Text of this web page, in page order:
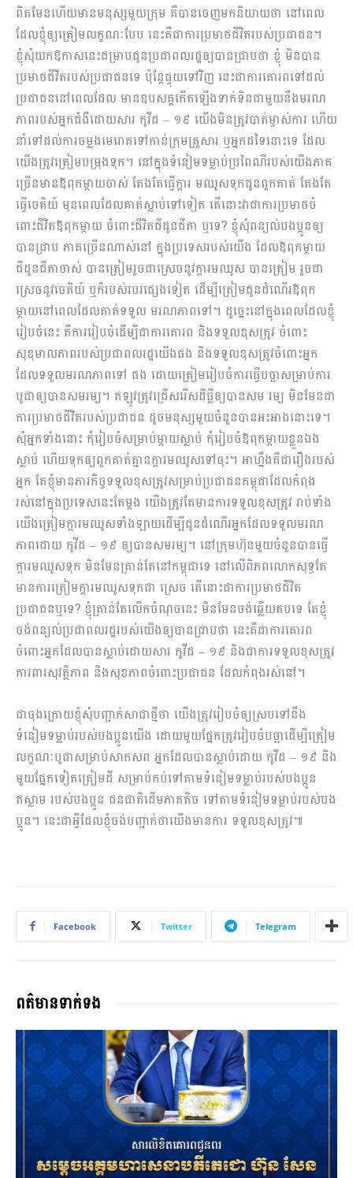
ពិតមែនហើយមានមនុស្សមួយក្រុម គឺបានចេញមកនិយាយថា នៅពេល
ដែលខ្ញុំឲ្យត្រៀមលក្ខណៈបែប នេះគឺជាការប្រមាថជីវិតរបស់ប្រជាជន។
ខ្ញុំសុំយកឱកាសនេះជម្រាបជូនប្រជាពលរដ្ឋឲ្យបានជ្រាបថា ខ្ញុំ មិនបាន
ប្រមាថជីវិតរបស់ប្រជាជនទេ ប៉ុន្តែផ្ទុយទៅវិញ នេះជាការគោរពទៅដល់
ប្រជាជននៅពេលដែល មានឧបសគ្គកើតឡើងទាក់ទិនជាមួយនឹងមរណ
ភាពរបស់អ្នកជំងឺដោយសារ កូវីដ – ១៩ យើងមិនត្រូវបាត់ម្ចាស់ការ ហើយ
នាំទៅដល់ការចម្លងមេរោគទៅកាន់ក្រុមគ្រួសារ ឬអ្នកដទៃនោះទេ ដែល
យើងត្រូវត្រៀមបម្រុងទុក។ នៅក្នុងទំនៀមទម្លាប់ប្រពៃណីរបស់យើងភាគ
ច្រើនមានឪពុកម្តាយចាស់ តែងតែធ្វើក្តារ មឈូសទុកជូនពួកគាត់ តែងតែ
ធ្វើចេតិយ៍ មុនពេលដែលគាត់ស្លាប់ទៅទៀត តើនោះវាជាការប្រមាថចំ
ពោះជីវិតឪពុកម្តាយ ចំពោះជីវិតជីដូនជីតា ឬទេ? ខ្ញុំសុំពន្យល់បងប្អូនឲ្យ
បានជ្រាប ភាគច្រើនណាស់នៅ ក្នុងប្រទេសរបស់យើង ដែលឪពុកម្តាយ
ជីដូនជីតាចាស់ បានត្រៀមរួចជាស្រេចនូវក្តារមឈូស បានត្រៀម រួចជា
ស្រេចនូវចេតិយ៍ ឬក៏របស់របរផ្សេងទៀត ដើម្បីត្រៀមជូនដំណើរឪពុក
ម្តាយនៅពេលដែលគាត់ទទួល មរណភាពទៅ។ ដូច្នេះនៅក្នុងពេលដែលខ្ញុំ
រៀបចំនេះ គឺការរៀបចំដើម្បីជាការគោរព និងទទួលខុសត្រូវ ចំពោះ
សុខុមាលភាពរបស់ប្រជាពលរដ្ឋយើងផង និងទទួលខុសត្រូវចំពោះអ្នក
ដែលទទួលមរណភាពទៅ ផង ដោយត្រៀមរៀបចំការធ្វើបច្ឆាសម្រាប់ការ
បូជាឲ្យបានសមរម្យ។ ឥឡូវត្រូវជ្រើសរើសដីធ្លីឲ្យបានសម រម្យ មិនមែនជា
ការប្រមាថជីវិតរបស់ប្រជាជន ដូចមនុស្សមួយចំនួនបានអះអាងនោះទេ។
សុំអ្នកទាំងនោះ កុំរៀបចំសម្រាប់ម្តាយស្លាប់ កុំរៀបចំឪពុកម្តាយខ្លួនឯង
ស្លាប់ ហើយទុកឲ្យពួកគាត់គ្មានក្តារមឈូសទៅចុះ។ អាហ្នឹងគឺជារឿងរបស់
អ្នក តែខ្ញុំមានភារកិច្ចទទួលខុសត្រូវសម្រាប់ប្រជាជនកម្ពុជាដែលកំពុង
រស់នៅក្នុងប្រទេសនេះតែម្តង យើងត្រូវតែមានការទទួលខុសត្រូវ រាប់ទាំង
យើងត្រៀមក្តារមឈូសទាំងឡាយដើម្បីជូនដំណើរអ្នកដែលទទួលមរណ
ភាពដោយ កូវីដ – ១៩ ឲ្យបានសមរម្យ។ នៅក្រុមហ៊ុនមួយចំនួនបានធ្វើ
ក្តារមឈូសទុក មិនមែនគ្រាន់តែនៅកម្ពុជាទេ នៅលើពិភពលោកសុទ្ធតែ
មានការត្រៀមក្តារមឈូសទុកជា ស្រេច តើនោះជាការប្រមាថជីវិត
ប្រជាជនឬទេ? ខ្ញុំគ្រាន់តែលើកចំណុចនេះ មិនមែនចង់ឆ្លើយតបទេ តែខ្ញុំ
ចង់ពន្យល់ប្រជាពលរដ្ឋរបស់យើងឲ្យបានជ្រាបថា នេះគឺជាការគោរព
ចំពោះអ្នកដែលបានស្លាប់ដោយសារ កូវីដ – ១៩ និងជាការទទួលខុសត្រូវ
ការពារសុវត្ថិភាព និងសុខភាពចំពោះប្រជាជន ដែលកំពុងរស់នៅ។
ជាចុងក្រោយខ្ញុំសុំបញ្ជាក់សាជាថ្មីថា យើងត្រូវរៀបចំឲ្យស្របទៅនឹង
ទំនៀមទម្លាប់របស់បងប្អូនយើង ដោយមួយផ្នែកត្រូវរៀបចំបច្ឆាដើម្បីត្រៀម
លក្ខណៈបូជាសម្រាប់សាកសព អ្នកដែលបានស្លាប់ដោយ កូវីដ – ១៩ និង
មួយផ្នែកទៀតត្រៀមដី សម្រាប់កប់ទៅតាមទំនៀមទម្លាប់របស់បងប្អូន
ឥស្លាម របស់បងប្អូន ជនជាតិដើមភាគតិច ទៅតាមទំនៀមទម្លាប់របស់បង
ប្អូន។ នេះជាអ្វីដែលខ្ញុំចង់បញ្ជាក់ថាយើងមានការ ទទួលខុសត្រូវ៕
Facebook Twitter Telegram
ពត៌មានទាក់ទង